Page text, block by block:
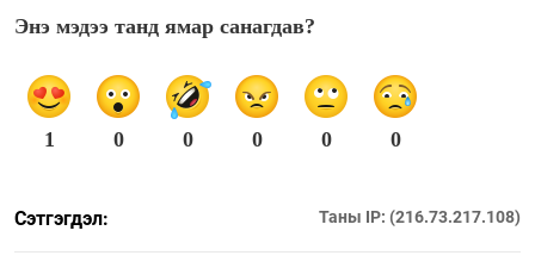
Энэ мэдээ танд ямар санагдав?
1 0 0 0 0 0
Сэтгэгдэл: Таны IP: (216.73.217.108)